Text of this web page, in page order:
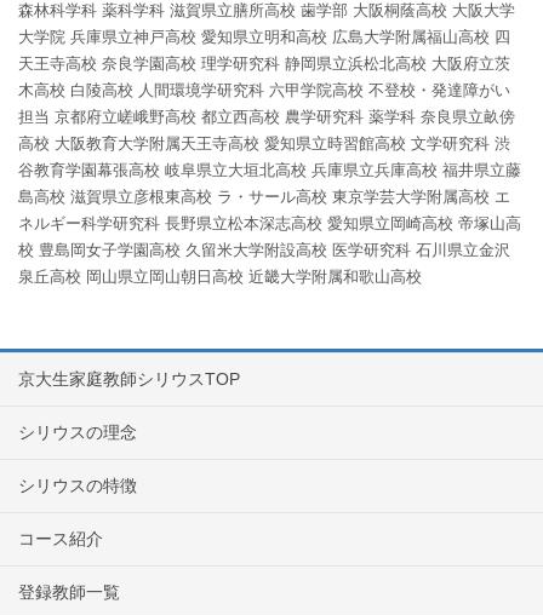
森林科学科 薬科学科 滋賀県立膳所高校 歯学部 大阪桐蔭高校 大阪大学
大学院 兵庫県立神戸高校 愛知県立明和高校 広島大学附属福山高校 四
天王寺高校 奈良学園高校 理学研究科 静岡県立浜松北高校 大阪府立茨
木高校 白陵高校 人間環境学研究科 六甲学院高校 不登校・発達障がい
担当 京都府立嵯峨野高校 都立西高校 農学研究科 薬学科 奈良県立畝傍
高校 大阪教育大学附属天王寺高校 愛知県立時習館高校 文学研究科 渋
谷教育学園幕張高校 岐阜県立大垣北高校 兵庫県立兵庫高校 福井県立藤
島高校 滋賀県立彦根東高校 ラ・サール高校 東京学芸大学附属高校 エ
ネルギー科学研究科 長野県立松本深志高校 愛知県立岡崎高校 帝塚山高
校 豊島岡女子学園高校 久留米大学附設高校 医学研究科 石川県立金沢
泉丘高校 岡山県立岡山朝日高校 近畿大学附属和歌山高校
京大生家庭教師シリウスTOP
シリウスの理念
シリウスの特徴
コース紹介
登録教師一覧